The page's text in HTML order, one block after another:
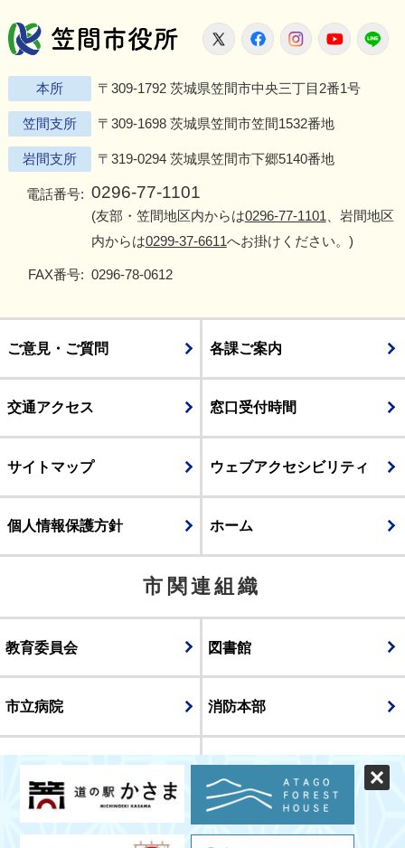
笠間市役所
X FacebookInstagram
本所 〒309-1792 茨城県笠間市中央三丁目2番1号
笠間支所 〒309-1698 茨城県笠間市笠間1532番地
岩間支所 〒319-0294 茨城県笠間市下郷5140番地
電話番号: 0296-77-1101
(友部・笠間地区内からは0296-77-1101 、岩間地区
内からは0299-37-6611へお掛けください。)
FAX番号: 0296-78-0612
ご意見・ご質問 各課ご案内
交通アクセス 窓口受付時間
サイトマップ ウェブアクセシビリティ
個人情報保護方針 ホーム
市関連組織
教育委員会 図書館
市立病院 消防本部
議会
表示 スマートフォン版 パソコン版